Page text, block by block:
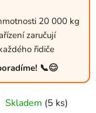
20 000 kg
zaručují
řidiče
📞😊
Skladem (5 ks)